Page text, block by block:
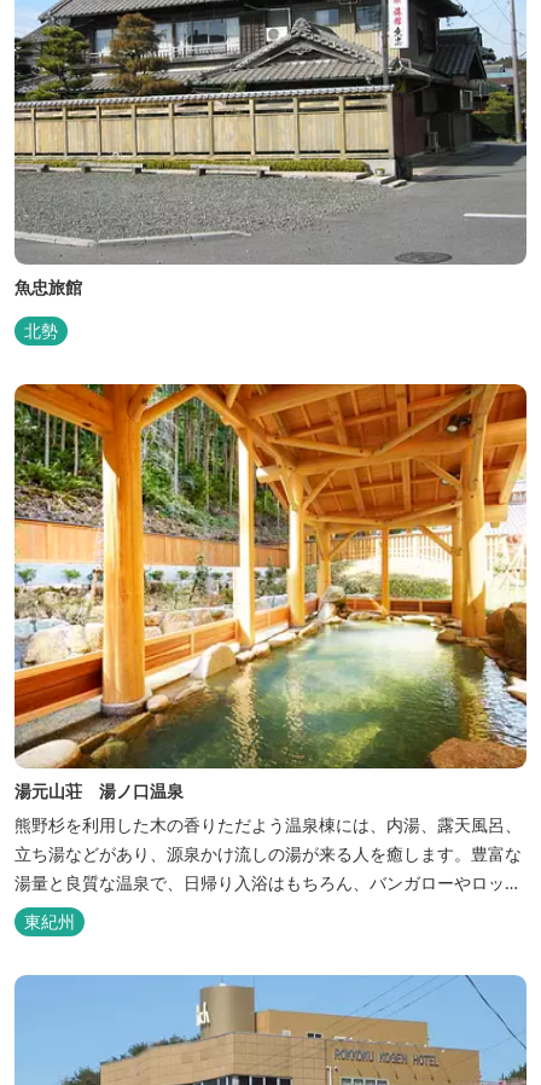
魚忠旅館
北勢
湯元山荘 湯ノ口温泉
熊野杉を利用した木の香りただよう温泉棟には、内湯、露天風呂、
立ち湯などがあり、源泉かけ流しの湯が来る人を癒します。豊富な
湯量と良質な温泉で、日帰り入浴はもちろん、バンガローやロッジ
などの宿泊施設も備えているので、宿泊しながらゆったりと温泉を
楽しむ人も多いです。
東紀州